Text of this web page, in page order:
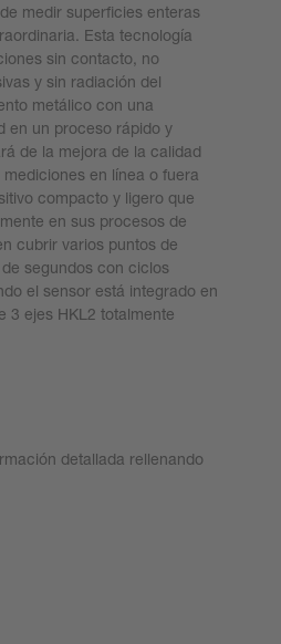
medir superficies enteras
Esta tecnología
sin contacto, no
y sin radiación del
metálico con una
en un proceso rápido y
de la mejora de la calidad
en línea o fuera
compacto y ligero que
en sus procesos de
cubrir varios puntos de
segundos con ciclos
el sensor está integrado en
3 ejes HKL2 totalmente
detallada rellenando